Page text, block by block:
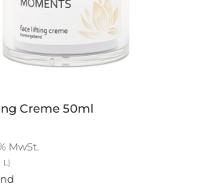
Creme 50ml
MwSt.
L)